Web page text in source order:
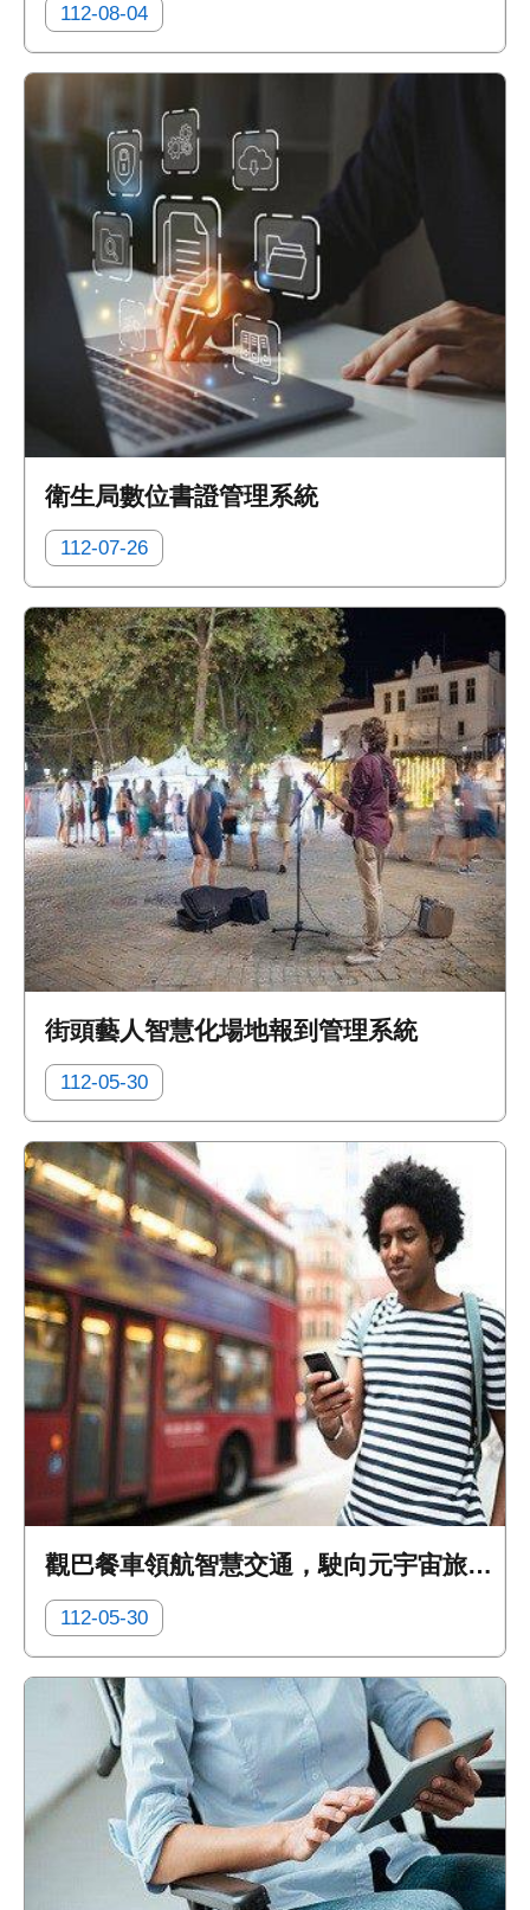
English
112-08-04
衛生局數位書證管理系統
112-07-26
街頭藝人智慧化場地報到管理系統
112-05-30
觀巴餐車領航智慧交通，駛向元宇宙旅遊新紀元
112-05-30